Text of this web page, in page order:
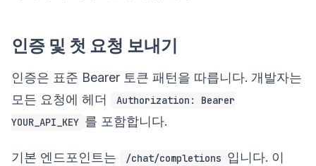
인증 및 첫 요청 보내기
인증은 표준 Bearer 토큰 패턴을 따릅니다. 개발자는
모든 요청에 헤더
Authorization: Bearer
YOUR_API_KEY 를 포함합니다.
기본 엔드포인트는 /chat/completions 입니다. 이